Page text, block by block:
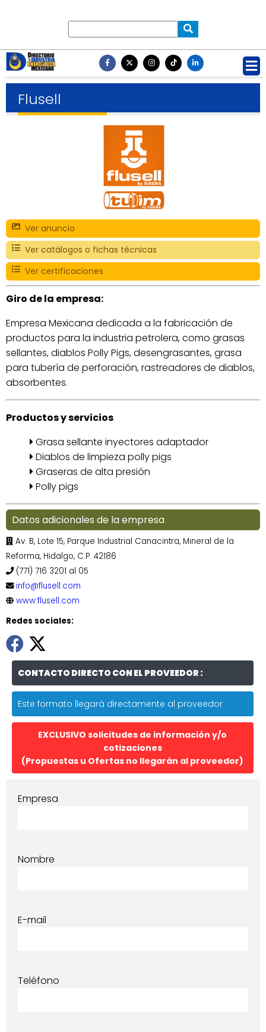
Flusell
Ver anuncio
Ver catálogos o fichas técnicas
Ver certificaciones
Giro de la empresa:
Empresa Mexicana dedicada a la fabricación de
productos para la industria petrolera, como grasas
sellantes, diablos Polly Pigs, desengrasantes, grasa
para tubería de perforación, rastreadores de diablos,
absorbentes.
Productos y servicios
Grasa sellante inyectores adaptador
Diablos de limpieza polly pigs
Graseras de alta presión
Polly pigs
Datos adicionales de la empresa
Av. B, Lote 15, Parque Industrial Canacintra, Mineral de la
Reforma, Hidalgo, C.P. 42186
(771) 716 3201 al 05
info@flusell.com
www.flusell.com
Redes sociales:
CONTACTO DIRECTO CON EL PROVEEDOR :
Este formato llegará directamente al proveedor
EXCLUSIVO solicitudes de información y/o
cotizaciones
(Propuestas u Ofertas no llegarán al proveedor)
Empresa
Nombre
E-mail
Teléfono